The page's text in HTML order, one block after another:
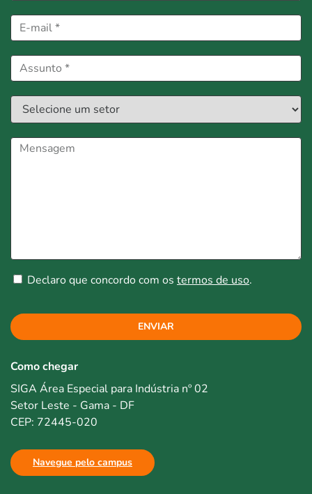
Declaro que concordo com os termos de uso.
ENVIAR
Como chegar
SIGA Área Especial para Indústria nº 02
Setor Leste - Gama - DF
CEP: 72445-020
Navegue pelo campus